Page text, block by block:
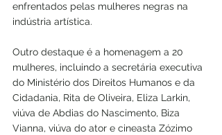
enfrentados pelas mulheres negras na
indústria artística.
Outro destaque é a homenagem a 20
mulheres, incluindo a secretária executiva
do Ministério dos Direitos Humanos e da
Cidadania, Rita de Oliveira, Eliza Larkin,
viúva de Abdias do Nascimento, Biza
Vianna, viúva do ator e cineasta Zózimo